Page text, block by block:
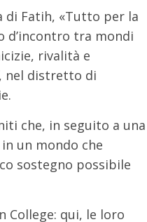
di Fatih, «Tutto per la
d’incontro tra mondi
rivalità e
nel distretto di
che, in seguito a una
un mondo che
sostegno possibile
College: qui, le loro